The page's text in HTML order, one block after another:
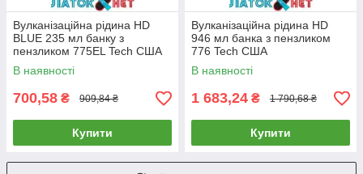
Вулканізаційна рідина HD
BLUE 235 мл банку з
пензликом 775EL Tech США
В наявності
700,58 ₴ 909,84 ₴
Купити
Вулканізаційна рідина HD
946 мл банка з пензликом
776 Tech США
В наявності
1 683,24 ₴ 1 790,68 ₴
Купити